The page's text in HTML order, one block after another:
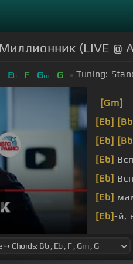
(LIVE @
Eb F Gm G Tuning:
[Gm]
[Eb]
[Eb]
[Eb]
[Eb]
[Eb]
[Eb]-й,